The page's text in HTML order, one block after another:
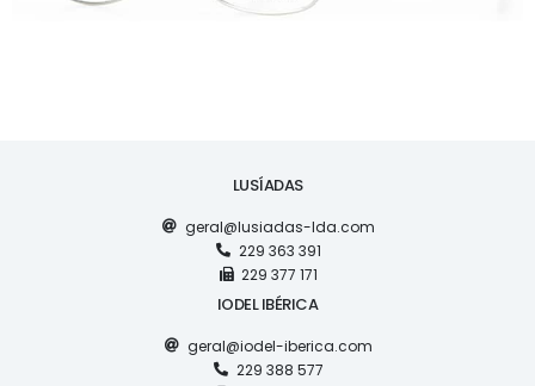
LUSÍADAS
geral@lusiadas-lda.com
229 363 391
229 377 171
IODEL IBÉRICA
geral@iodel-iberica.com
229 388 577